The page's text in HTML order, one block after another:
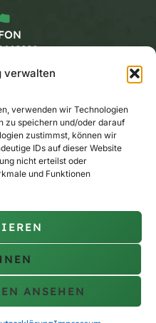
verwalten
verwenden wir Technologien
zu speichern und/oder darauf
zustimmst, können wir
IDs auf dieser Website
nicht erteilst oder
und Funktionen
ANSEHEN